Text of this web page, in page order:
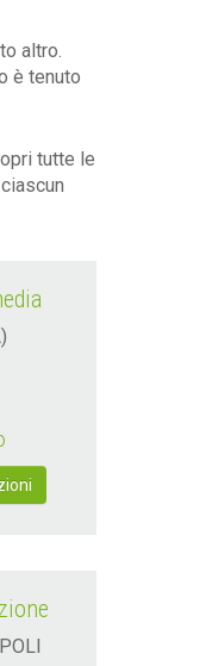
altro.
è tenuto
tutte le